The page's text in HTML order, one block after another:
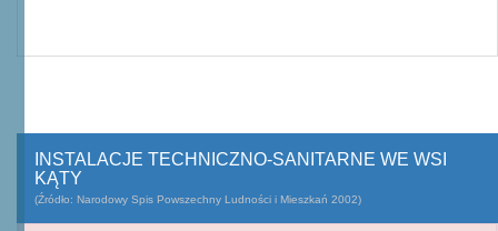
INSTALACJE TECHNICZNO-SANITARNE WE WSI
KĄTY
(Źródło: Narodowy Spis Powszechny Ludności i Mieszkań 2002)